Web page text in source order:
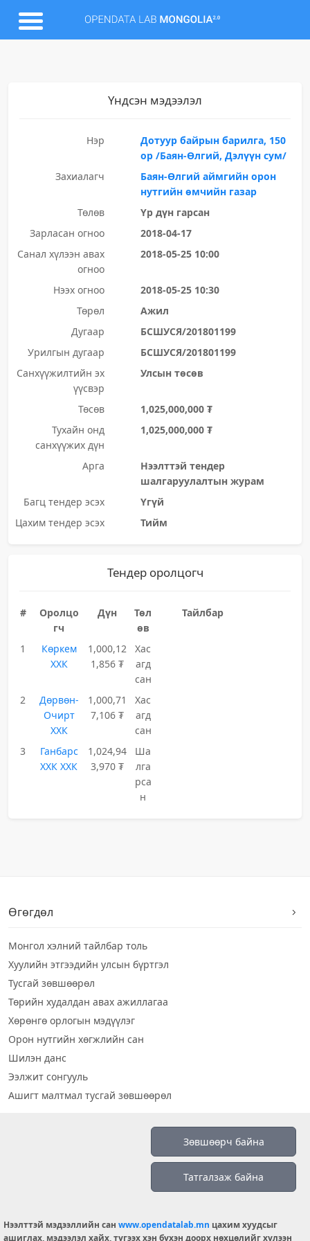
Үндсэн мэдээлэл
Нэр
Дотуур байрын барилга, 150
ор /Баян-Өлгий, Дэлүүн сум/
Захиалагч
Баян-Өлгий аймгийн орон
нутгийн өмчийн газар
Төлөв
Үр дүн гарсан
Зарласан огноо
2018-04-17
Санал хүлээн авах
огноо
2018-05-25 10:00
Нээх огноо
2018-05-25 10:30
Төрөл
Ажил
Дугаар
БСШУСЯ/201801199
Урилгын дугаар
БСШУСЯ/201801199
Санхүүжилтийн эх
үүсвэр
Улсын төсөв
Төсөв
1,025,000,000 ₮
Тухайн онд
санхүүжих дүн
1,025,000,000 ₮
Арга
Нээлттэй тендер
шалгаруулалтын журам
Багц тендер эсэх
Үгүй
Цахим тендер эсэх
Тийм
Тендер оролцогч
#
Оролцо
гч
Дүн
Төл
өв
Тайлбар
1
Көркем
ХХК
1,000,12
1,856 ₮
Хас
агд
сан
2
Дөрвөн-
Очирт
ХХК
1,000,71
7,106 ₮
Хас
агд
сан
3
Ганбарс
ХХК ХХК
1,024,94
3,970 ₮
Ша
лга
рса
н
Өгөгдөл
Монгол хэлний тайлбар толь
Хуулийн этгээдийн улсын бүртгэл
Тусгай зөвшөөрөл
Төрийн худалдан авах ажиллагаа
Хөрөнгө орлогын мэдүүлэг
Орон нутгийн хөгжлийн сан
Шилэн данс
Ээлжит сонгууль
Ашигт малтмал тусгай зөвшөөрөл
info@opendatalab.mn
Зөвшөөрч байна
Татгалзаж байна
Нээлттэй мэдээллийн сан www.opendatalab.mn цахим хуудсыг
ашиглах, мэдээлэл хайх, түгээх хэн бүхэн доорх нөхцөлийг хүлээн